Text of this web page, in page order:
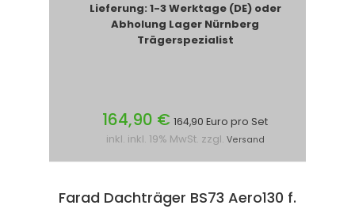
Lieferung: 1-3 Werktage (DE) oder
Abholung Lager Nürnberg
Trägerspezialist
164,90 € 164,90 Euro pro Set
inkl. inkl. 19% MwSt. zzgl. Versand
Farad Dachträger BS73 Aero130 f.